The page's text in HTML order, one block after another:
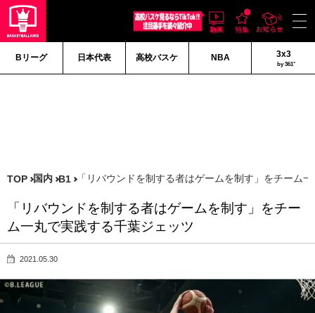
Bリーグ 日本代表 高校バスケ NBA 3x3
by 361°
TOP 国内 B1 「リバウンドを制する者はゲームを制す」をチーム
「リバウンドを制する者はゲームを制す」をチー
ム一丸で実践する千葉ジェッツ
2021.05.30